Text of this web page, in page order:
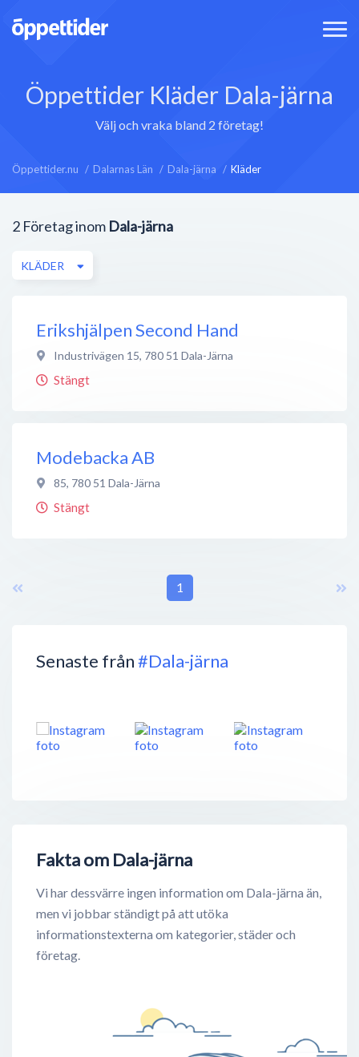
Öppettider Kläder Dala-järna
Välj och vraka bland 2 företag!
Öppettider.nu Dalarnas Län Dala-järna Kläder
Senaste från#Dala-järna
Fakta om Dala-järna
Vi har dessvärre ingen information om Dala-järna än,
men vi jobbar ständigt på att utöka
informationstexterna om kategorier, städer och
företag.
2 Företag inom Dala-järna
KLÄDER
Erikshjälpen Second Hand
Industrivägen 15, 780 51 Dala-Järna
Stängt
Modebacka AB
85, 780 51 Dala-Järna
Stängt
1